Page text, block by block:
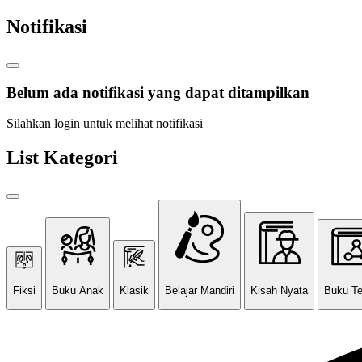
Notifikasi
Belum ada notifikasi yang dapat ditampilkan
Silahkan login untuk melihat notifikasi
List Kategori
Fiksi Buku Anak Klasik Belajar Mandiri Kisah Nyata Buku